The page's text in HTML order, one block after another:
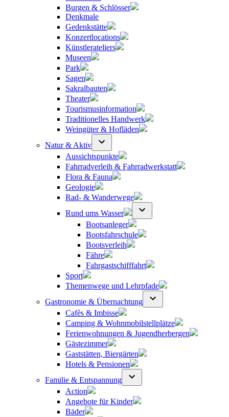
Burgen & Schlösser
Denkmale
Gedenkstätte
Konzertlocations
Künstlerateliers
Museen
Park
Sagen
Sakralbauten
Theater
Tourismusinformation
Traditionelles Handwerk
Weingüter & Hofläden
Natur & Aktiv
Aussichtspunkte
Fahrradverleih & Fahrradwerkstatt
Flora & Fauna
Geologie
Rad- & Wanderwege
Rund ums Wasser
Bootsanleger
Bootsfahrschule
Bootsverleih
Fähre
Fahrgastschifffahrt
Sport
Themenwege und Lehrpfade
Gastronomie & Übernachtung
Cafès & Imbisse
Camping & Wohnmobilstellplätze
Ferienwohnungen & Jugendherbergen
Gästezimmer
Gaststätten, Biergärten
Hotels & Pensionen
Familie & Entspannung
Action
Angebote für Kinder
Bäder